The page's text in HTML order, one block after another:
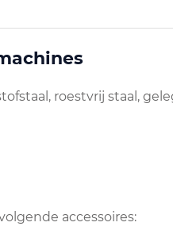
roestvrij staal,
accessoires: